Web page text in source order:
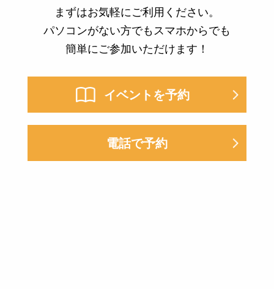
まずはお気軽にご利用ください。
パソコンがない方でもスマホからでも
簡単にご参加いただけます！
イベントを予約
電話で予約